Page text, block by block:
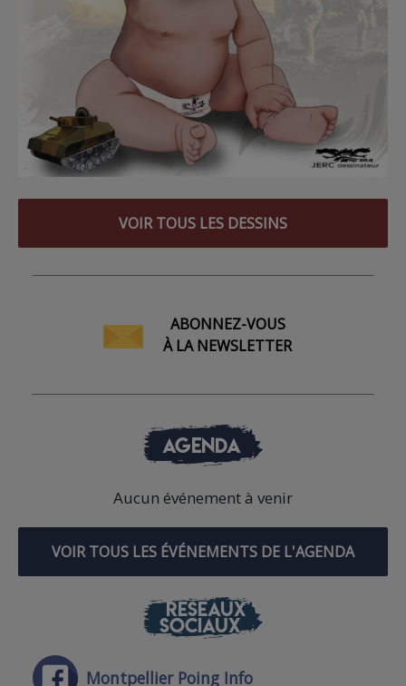
VOIR TOUS LES DESSINS
ABONNEZ-VOUS
À LA NEWSLETTER
AGENDA
Aucun événement à venir
VOIR TOUS LES ÉVÉNEMENTS DE L'AGENDA
RÉSEAUX
SOCIAUX
Montpellier Poing Info